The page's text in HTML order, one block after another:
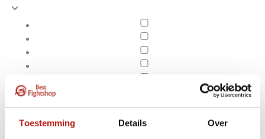
Toestemming Details Over